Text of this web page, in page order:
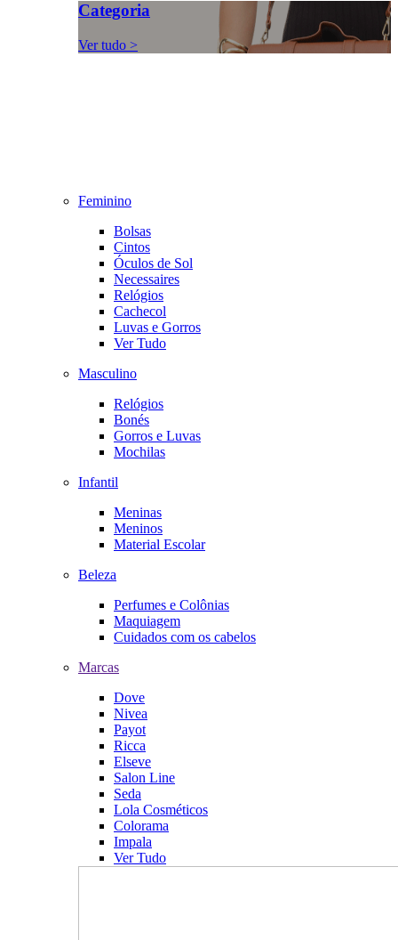
Categoria
Ver tudo >
Feminino
Bolsas
Cintos
Óculos de Sol
Necessaires
Relógios
Cachecol
Luvas e Gorros
Ver Tudo
Masculino
Relógios
Bonés
Gorros e Luvas
Mochilas
Infantil
Meninas
Meninos
Material Escolar
Beleza
Perfumes e Colônias
Maquiagem
Cuidados com os cabelos
Marcas
Dove
Nivea
Payot
Ricca
Elseve
Salon Line
Seda
Lola Cosméticos
Colorama
Impala
Ver Tudo